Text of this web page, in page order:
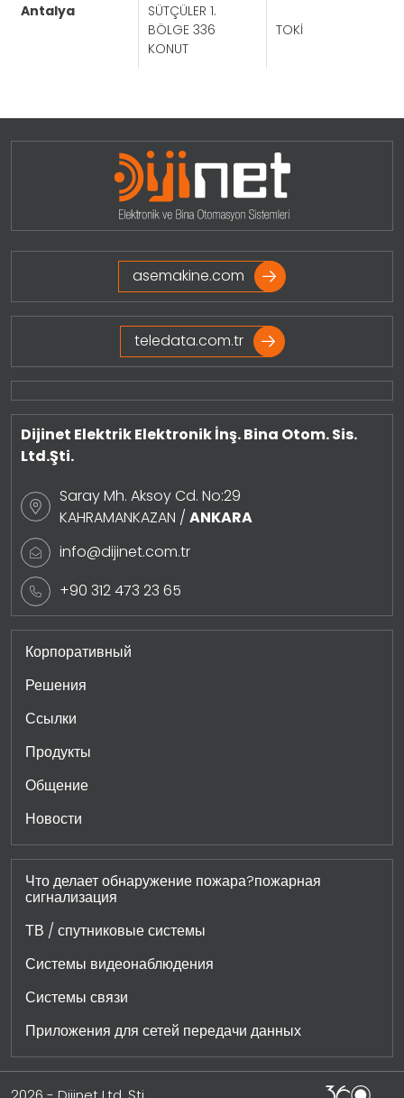
Projeleri Görmek İçin Tıklayınız
antalya
SÜTÇÜLER 1.
BÖLGE 336
KONUT
TOKİ
asemakine.com
teledata.com.tr
Dijinet Elektrik Elektronik İnş. Bina Otom. Sis.
Ltd.Şti.
Saray Mh. Aksoy Cd. No:29
KAHRAMANKAZAN / ANKARA
info@dijinet.com.tr
+90 312 473 23 65
Корпоративный
Решения
Ссылки
Продукты
Общение
Новости
Что делает обнаружение пожара?пожарная
сигнализация
ТВ / спутниковые системы
Системы видеонаблюдения
Системы связи
Приложения для сетей передачи данных